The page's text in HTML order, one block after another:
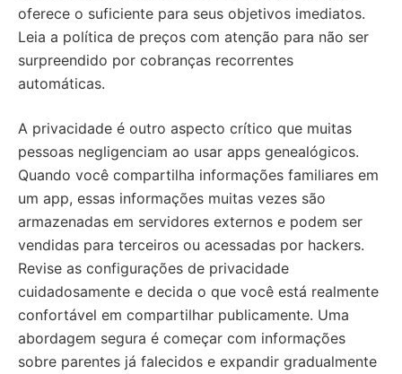
oferece o suficiente para seus objetivos imediatos.
Leia a política de preços com atenção para não ser
surpreendido por cobranças recorrentes
automáticas.
A privacidade é outro aspecto crítico que muitas
pessoas negligenciam ao usar apps genealógicos.
Quando você compartilha informações familiares em
um app, essas informações muitas vezes são
armazenadas em servidores externos e podem ser
vendidas para terceiros ou acessadas por hackers.
Revise as configurações de privacidade
cuidadosamente e decida o que você está realmente
confortável em compartilhar publicamente. Uma
abordagem segura é começar com informações
sobre parentes já falecidos e expandir gradualmente